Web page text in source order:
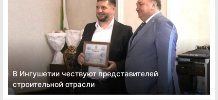
В Ингушетии чествуют представителей
строительной отрасли